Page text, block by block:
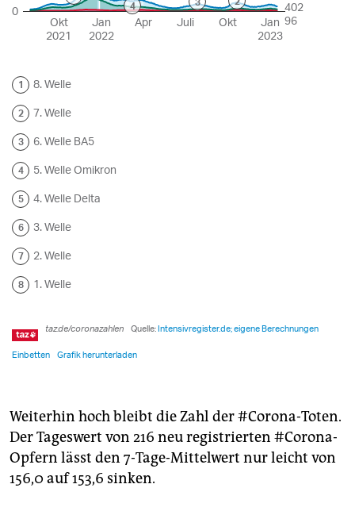
Weiterhin hoch bleibt die Zahl der #Corona-Toten.
Der Tageswert von 216 neu registrierten #Corona-
Opfern lässt den 7-Tage-Mittelwert nur leicht von
156,0 auf 153,6 sinken.